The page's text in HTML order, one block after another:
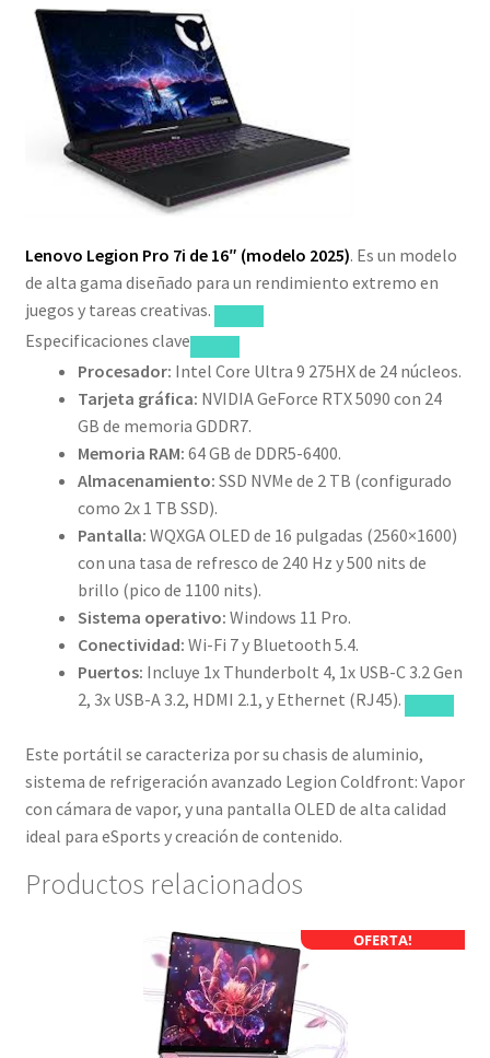
Lenovo Legion Pro 7i de 16″ (modelo 2025). Es un modelo
de alta gama diseñado para un rendimiento extremo en
juegos y tareas creativas.
Especificaciones clave
Procesador: Intel Core Ultra 9 275HX de 24 núcleos.
Tarjeta gráfica: NVIDIA GeForce RTX 5090 con 24
GB de memoria GDDR7.
Memoria RAM: 64 GB de DDR5-6400.
Almacenamiento: SSD NVMe de 2 TB (configurado
como 2x 1 TB SSD).
Pantalla: WQXGA OLED de 16 pulgadas (2560×1600)
con una tasa de refresco de 240 Hz y 500 nits de
brillo (pico de 1100 nits).
Sistema operativo: Windows 11 Pro.
Conectividad: Wi-Fi 7 y Bluetooth 5.4.
Puertos: Incluye 1x Thunderbolt 4, 1x USB-C 3.2 Gen
2, 3x USB-A 3.2, HDMI 2.1, y Ethernet (RJ45).
Este portátil se caracteriza por su chasis de aluminio,
sistema de refrigeración avanzado Legion Coldfront: Vapor
con cámara de vapor, y una pantalla OLED de alta calidad
ideal para eSports y creación de contenido.
Productos relacionados
OFERTA!